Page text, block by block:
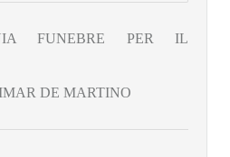
FUNEBRE PER IL
DE MARTINO